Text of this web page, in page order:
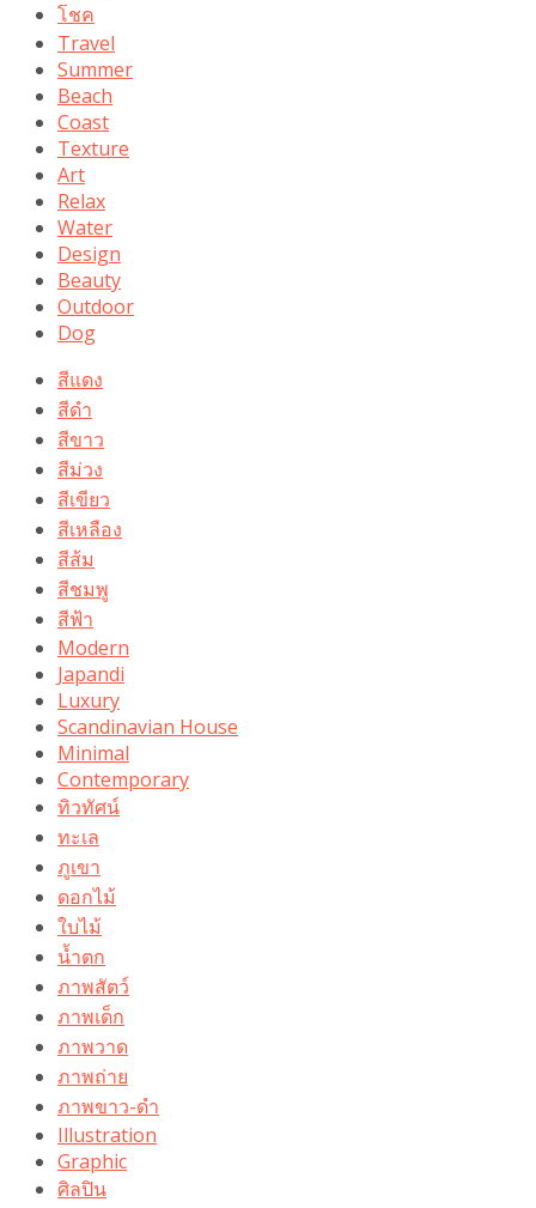
โชค
Travel
Summer
Beach
Coast
Texture
Art
Relax
Water
Design
Beauty
Outdoor
Dog
สีแดง
สีดำ
สีขาว
สีม่วง
สีเขียว
สีเหลือง
สีส้ม
สีชมพู
สีฟ้า
Modern
Japandi
Luxury
Scandinavian House
Minimal
Contemporary
ทิวทัศน์
ทะเล
ภูเขา
ดอกไม้
ใบไม้
น้ำตก
ภาพสัตว์
ภาพเด็ก
ภาพวาด
ภาพถ่าย
ภาพขาว-ดำ
Illustration
Graphic
ศิลปิน